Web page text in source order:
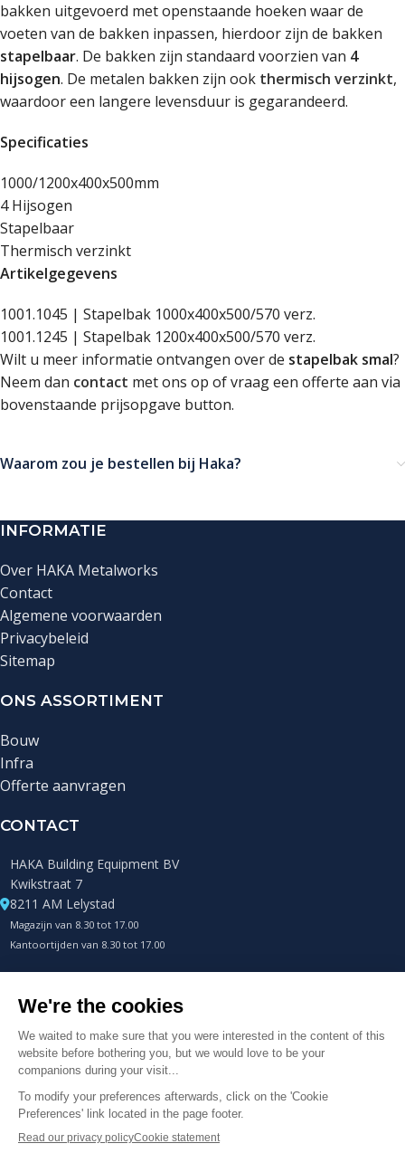
bakken uitgevoerd met openstaande hoeken waar de
voeten van de bakken inpassen, hierdoor zijn de bakken
stapelbaar. De bakken zijn standaard voorzien van 4
hijsogen. De metalen bakken zijn ook thermisch verzinkt,
waardoor een langere levensduur is gegarandeerd.
Specificaties
1000/1200x400x500mm
4 Hijsogen
Stapelbaar
Thermisch verzinkt
Artikelgegevens
1001.1045 | Stapelbak 1000x400x500/570 verz.
1001.1245 | Stapelbak 1200x400x500/570 verz.
Wilt u meer informatie ontvangen over de stapelbak smal?
Neem dan contact met ons op of vraag een offerte aan via
bovenstaande prijsopgave button.
Waarom zou je bestellen bij Haka?
INFORMATIE
Over HAKA Metalworks
Contact
Algemene voorwaarden
Privacybeleid
Sitemap
ONS ASSORTIMENT
Bouw
Infra
Offerte aanvragen
CONTACT
HAKA Building Equipment BV
Kwikstraat 7
8211 AM Lelystad
Magazijn van 8.30 tot 17.00
Kantoortijden van 8.30 tot 17.00
Telefonisch altijd bereikbaar
info@hakametalworks.com
© 2025 HAKA Metalworks B.V. Alle rechten voorbehouden.
Cookievoorkeuren aanpassen |
Webdevelopment en hosting door